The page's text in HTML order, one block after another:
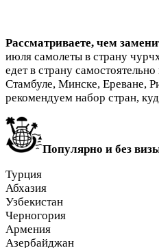
Рассматриваете, чем
июля самолеты в страну
едет в страну
Стамбуле, Минске, Ереване,
рекомендуем набор стран,
Популярно и без
Турция
Абхазия
Узбекистан
Черногория
Армения
Азербайджан